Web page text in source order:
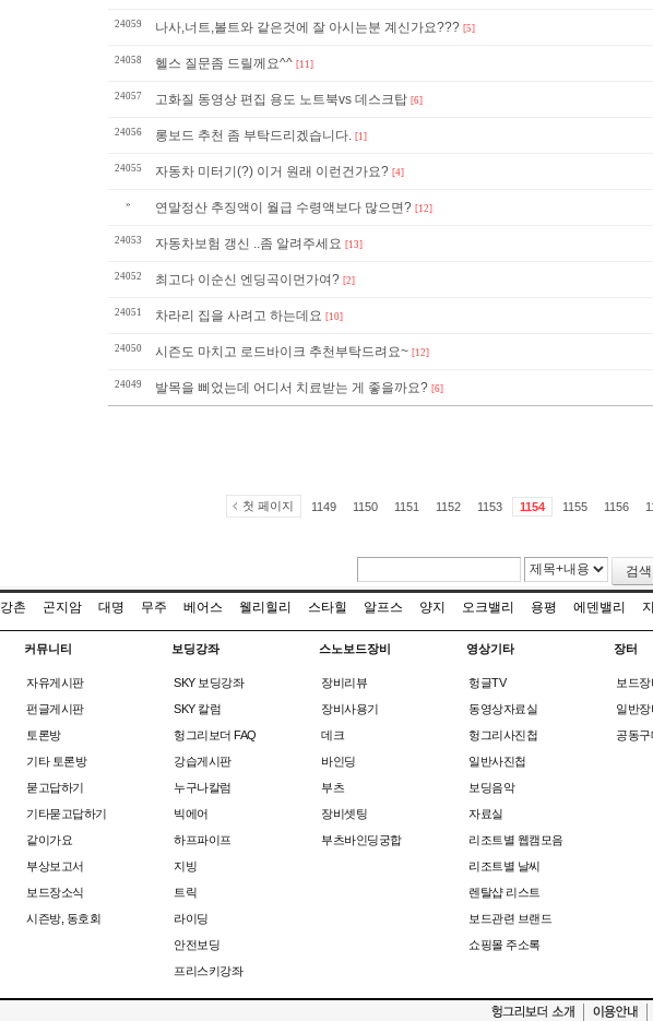
24059 나사,너트,볼트와 같은것에 잘 아시는분 계신가요??? [5]
24058 헬스 질문좀 드릴께요^^ [11]
24057 고화질 동영상 편집 용도 노트북vs 데스크탑 [6]
24056 롱보드 추천 좀 부탁드리겠습니다. [1]
24055 자동차 미터기(?) 이거 원래 이런건가요? [4]
» 연말정산 추징액이 월급 수령액보다 많으면? [12]
24053 자동차보험 갱신 ..좀 알려주세요 [13]
24052 최고다 이순신 엔딩곡이먼가여? [2]
24051 차라리 집을 사려고 하는데요 [10]
24050 시즌도 마치고 로드바이크 추천부탁드려요~ [12]
24049 발목을 삐었는데 어디서 치료받는 게 좋을까요? [6]
첫 페이지 1149 1150 1151 1152 1153 1154 1155 1156
검색
강촌 곤지암 대명 무주 베어스 웰리힐리 스타힐 알프스 양지 오크밸리 용평 에덴밸리
커뮤니티
자유게시판
펀글게시판
토론방
기타 토론방
묻고답하기
기타묻고답하기
같이가요
부상보고서
보드장소식
시즌방, 동호회
보딩강좌
SKY 보딩강좌
SKY 칼럼
헝그리보더 FAQ
강습게시판
누구나칼럼
빅에어
하프파이프
지빙
트릭
라이딩
안전보딩
프리스키강좌
스노보드장비
장비리뷰
장비사용기
데크
바인딩
부츠
장비셋팅
부츠바인딩궁합
영상기타
헝글TV
동영상자료실
헝그리사진첩
일반사진첩
보딩음악
자료실
리조트별 웹캠모음
리조트별 날씨
렌탈샵 리스트
보드관련 브랜드
쇼핑몰 주소록
장터
보드장
일반장
공동구